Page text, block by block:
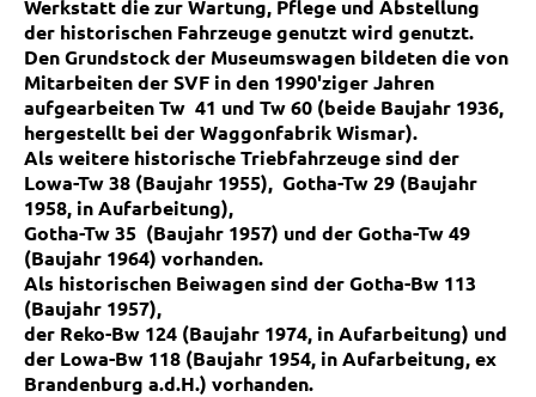
Werkstatt die zur Wartung, Pflege und Abstellung
der historischen Fahrzeuge genutzt wird genutzt.
Den Grundstock der Museumswagen bildeten die von
Mitarbeiten der SVF in den 1990'ziger Jahren
aufgearbeiten Tw 41 und Tw 60 (beide Baujahr 1936,
hergestellt bei der Waggonfabrik Wismar).
Als weitere historische Triebfahrzeuge sind der
Lowa-Tw 38 (Baujahr 1955), Gotha-Tw 29 (Baujahr
1958, in Aufarbeitung),
Gotha-Tw 35 (Baujahr 1957) und der Gotha-Tw 49
(Baujahr 1964) vorhanden.
Als historischen Beiwagen sind der Gotha-Bw 113
(Baujahr 1957),
der Reko-Bw 124 (Baujahr 1974, in Aufarbeitung) und
der Lowa-Bw 118 (Baujahr 1954, in Aufarbeitung, ex
Brandenburg a.d.H.) vorhanden.